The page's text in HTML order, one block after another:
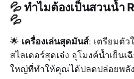
💦 ทำไมต้องเป็นสวนน้ำ
💦
🌟 เครื่องเล่นสุดมันส์: เตรียมตั
สไลเดอร์สุดเจ๋ง อุโมงค์น้ำเย็น
ใหญ่ที่ทำให้คุณได้ปลดปล่อยพลั